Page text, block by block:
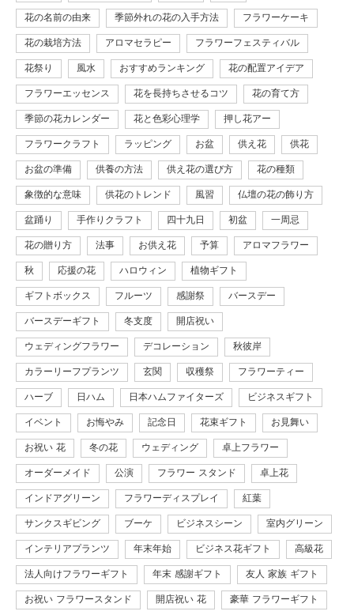
花の名前の由来 季節外れの花の入手方法 フラワーケーキ
花の栽培方法 アロマセラピー フラワーフェスティバル
花祭り 風水 おすすめランキング 花の配置アイデア
フラワーエッセンス 花を長持ちさせるコツ 花の育て方
季節の花カレンダー 花と色彩心理学 押し花アー
フラワークラフト ラッピング お盆 供え花 供花
お盆の準備 供養の方法 供え花の選び方 花の種類
象徴的な意味 供花のトレンド 風習 仏壇の花の飾り方
盆踊り 手作りクラフト 四十九日 初盆 一周忌
花の贈り方 法事 お供え花 予算 アロマフラワー
秋 応援の花 ハロウィン 植物ギフト
ギフトボックス フルーツ 感謝祭 バースデー
バースデーギフト 冬支度 開店祝い
ウェディングフラワー デコレーション 秋彼岸
カラーリーフプランツ 玄関 収穫祭 フラワーティー
ハーブ 日ハム 日本ハムファイターズ ビジネスギフト
イベント お悔やみ 記念日 花束ギフト お見舞い
お祝い 花 冬の花 ウェディング 卓上フラワー
オーダーメイド 公演 フラワー スタンド 卓上花
インドアグリーン フラワーディスプレイ 紅葉
サンクスギビング ブーケ ビジネスシーン 室内グリーン
インテリアプランツ 年末年始 ビジネス花ギフト 高級花
法人向けフラワーギフト 年末 感謝ギフト 友人 家族 ギフト
お祝い フラワースタンド 開店祝い 花 豪華 フラワーギフト